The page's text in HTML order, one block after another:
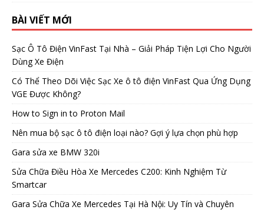
BÀI VIẾT MỚI
Sạc Ô Tô Điện VinFast Tại Nhà – Giải Pháp Tiện Lợi Cho Người
Dùng Xe Điện
Có Thể Theo Dõi Việc Sạc Xe ô tô điện VinFast Qua Ứng Dụng
VGE Được Không?
How to Sign in to Proton Mail
Nên mua bộ sạc ô tô điện loại nào? Gợi ý lựa chọn phù hợp
Gara sửa xe BMW 320i
Sửa Chữa Điều Hòa Xe Mercedes C200: Kinh Nghiệm Từ
Smartcar
Gara Sửa Chữa Xe Mercedes Tại Hà Nội: Uy Tín và Chuyên